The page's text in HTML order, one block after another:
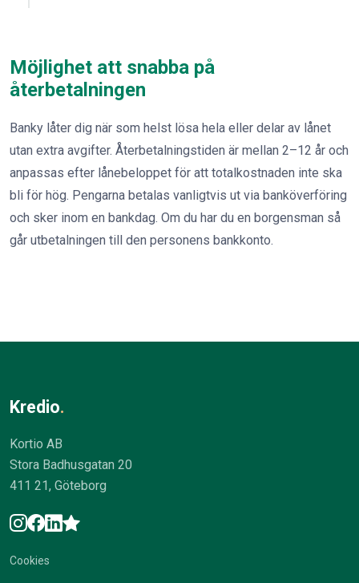
Möjlighet att snabba på
återbetalningen
Banky låter dig när som helst lösa hela eller delar av lånet
utan extra avgifter. Återbetalningstiden är mellan 2–12 år och
anpassas efter lånebeloppet för att totalkostnaden inte ska
bli för hög. Pengarna betalas vanligtvis ut via banköverföring
och sker inom en bankdag. Om du har du en borgensman så
går utbetalningen till den personens bankkonto.
Kredio.
Kortio AB
Stora Badhusgatan 20
411 21, Göteborg
Cookies